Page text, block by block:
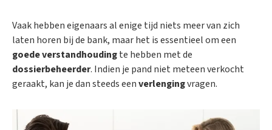
Vaak hebben eigenaars al enige tijd niets meer van zich
laten horen bij de bank, maar het is essentieel om een
goede verstandhoudingte hebben met de
dossierbeheerder. Indien je pand niet meteen verkocht
geraakt, kan je dan steeds eenverlengingvragen.